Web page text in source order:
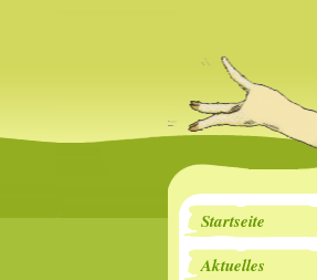
Startseite
Aktuelles